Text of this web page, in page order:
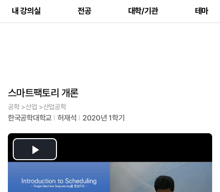
내 강의실 전공 대학/기관 테마
스마트팩토리 개론
공학 >산업 >산업공학
한국공학대학교 허재석 2020년 1학기
Play
Video